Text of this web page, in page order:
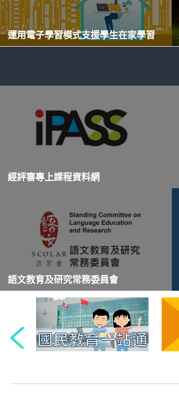
運用電子學習模式支援學生在家學習
經評審專上課程資料網
語文教育及研究常務委員會